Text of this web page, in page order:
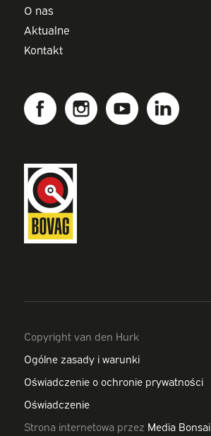
O nas
Aktualne
Kontakt
Copyright van den Hurk
Ogólne zasady i warunki
Oświadczenie o ochronie prywatności
Oświadczenie
Strona internetowa przez Media Bonsai